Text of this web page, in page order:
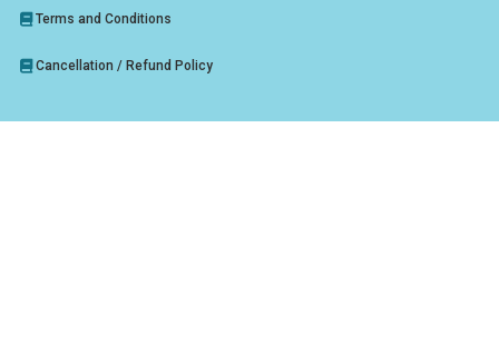
Terms and Conditions
Cancellation / Refund Policy